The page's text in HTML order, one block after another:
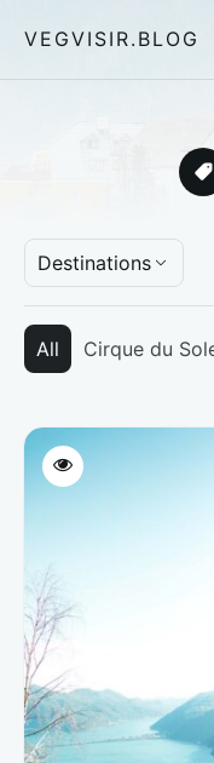
VEGVISIR.BLOG
Destinations
All Cirque du